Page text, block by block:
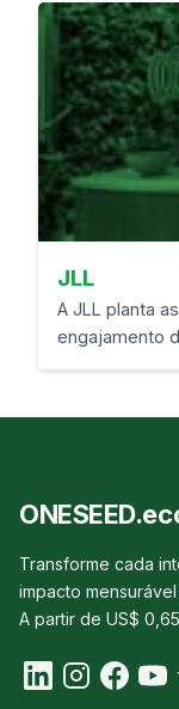
JLL
A JLL planta
engajamento
Transforme cada
impacto
A partir de US$